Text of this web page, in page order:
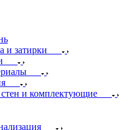
и затирки
и комплектующие